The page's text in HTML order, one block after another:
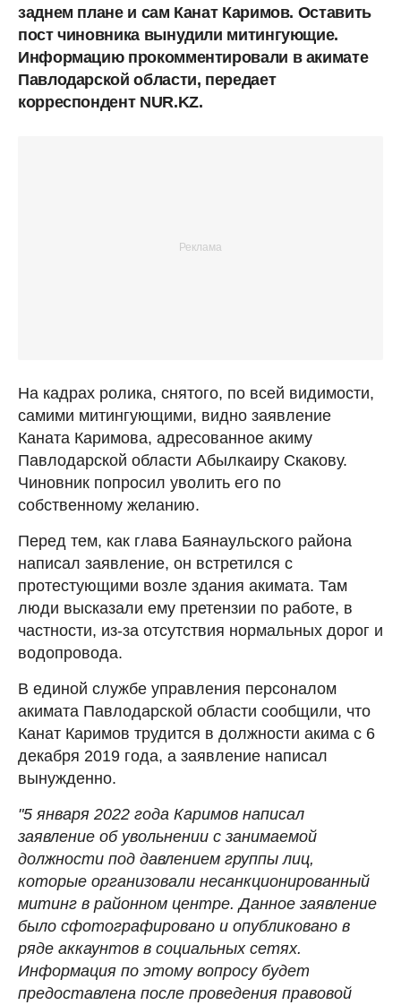
заднем плане и сам Канат Каримов. Оставить
пост чиновника вынудили митингующие.
Информацию прокомментировали в акимате
Павлодарской области, передает
корреспондент NUR.KZ.
На кадрах ролика, снятого, по всей видимости,
самими митингующими, видно заявление
Каната Каримова, адресованное акиму
Павлодарской области Абылкаиру Скакову.
Чиновник попросил уволить его по
собственному желанию.
Перед тем, как глава Баянаульского района
написал заявление, он встретился с
протестующими возле здания акимата. Там
люди высказали ему претензии по работе, в
частности, из-за отсутствия нормальных дорог и
водопровода.
В единой службе управления персоналом
акимата Павлодарской области сообщили, что
Канат Каримов трудится в должности акима с 6
декабря 2019 года, а заявление написал
вынужденно.
"5 января 2022 года Каримов написал
заявление об увольнении с занимаемой
должности под давлением группы лиц,
которые организовали несанкционированный
митинг в районном центре. Данное заявление
было сфотографировано и опубликовано в
ряде аккаунтов в социальных сетях.
Информация по этому вопросу будет
предоставлена после проведения правовой